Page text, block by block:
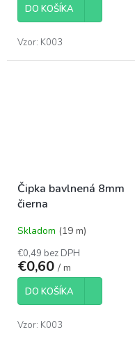
DO KOŠÍKA
Vzor: K003
Čipka bavlnená 8mm
čierna
Skladom (19 m)
€0,49 bez DPH
€0,60 / m
DO KOŠÍKA
Vzor: K003